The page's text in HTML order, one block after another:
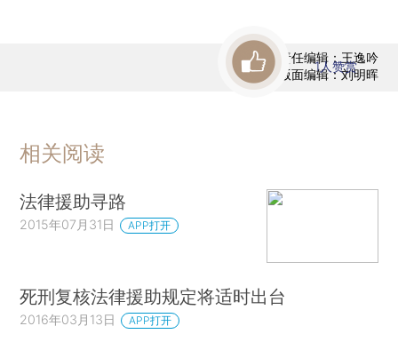
责任编辑：王逸吟
版面编辑：刘明晖
1人赞赏
相关阅读
法律援助寻路
2015年07月31日 APP打开
死刑复核法律援助规定将适时出台
2016年03月13日 APP打开